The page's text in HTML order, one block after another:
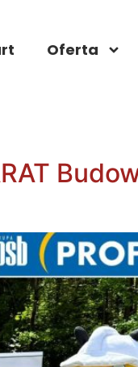
Oferta